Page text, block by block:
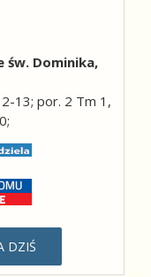
św. Dominika,
13; por. 2 Tm 1,
DZIŚ